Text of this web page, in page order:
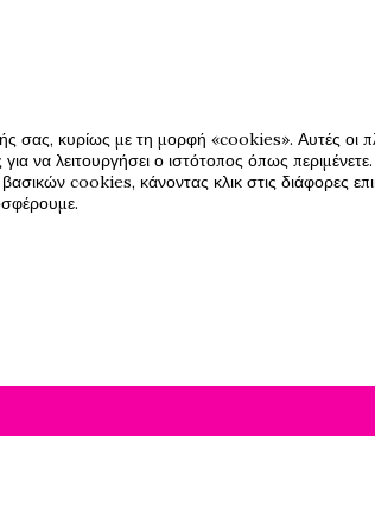
σας, κυρίως με τη μορφή «cookies». Αυτές οι
να λειτουργήσει ο ιστότοπος όπως
cookies, κάνοντας κλικ στις διάφορες